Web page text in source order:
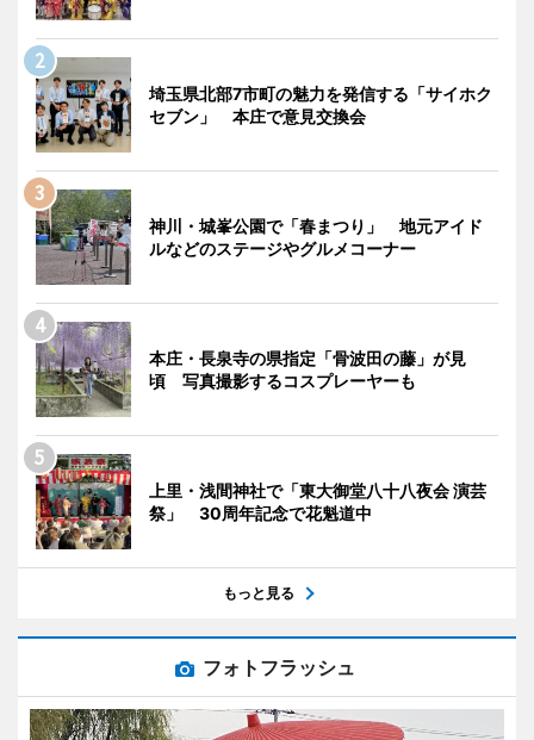
埼玉県北部7市町の魅力を発信する「サイホク
セブン」 本庄で意見交換会
神川・城峯公園で「春まつり」 地元アイド
ルなどのステージやグルメコーナー
本庄・長泉寺の県指定「骨波田の藤」が見
頃 写真撮影するコスプレーヤーも
上里・浅間神社で「東大御堂八十八夜会 演芸
祭」 30周年記念で花魁道中
もっと見る
フォトフラッシュ